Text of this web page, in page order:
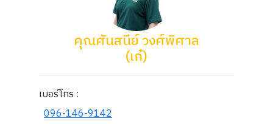
คุณศันสนีย์ วงศ์พิศาล
(เก๋)
เบอร์โทร :
096-146-9142